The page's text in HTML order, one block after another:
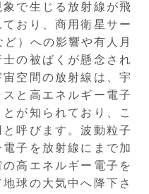
で生じる放射線が飛
おり、商用衛星サー
）への影響や有人月
の被ばくが懸念され
空間の放射線は、宇
と高エネルギー電子
が知られており、こ
呼びます。波動粒子
子を放射線にまで加
高エネルギー電子を
球の大気中へ降下さ